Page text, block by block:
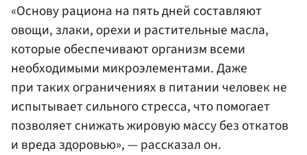
«Основу рациона на пять дней составляют
овощи, злаки, орехи и растительные масла,
которые обеспечивают организм всеми
необходимыми микроэлементами. Даже
при таких ограничениях в питании человек не
испытывает сильного стресса, что помогает
позволяет снижать жировую массу без откатов
и вреда здоровью», — рассказал он.